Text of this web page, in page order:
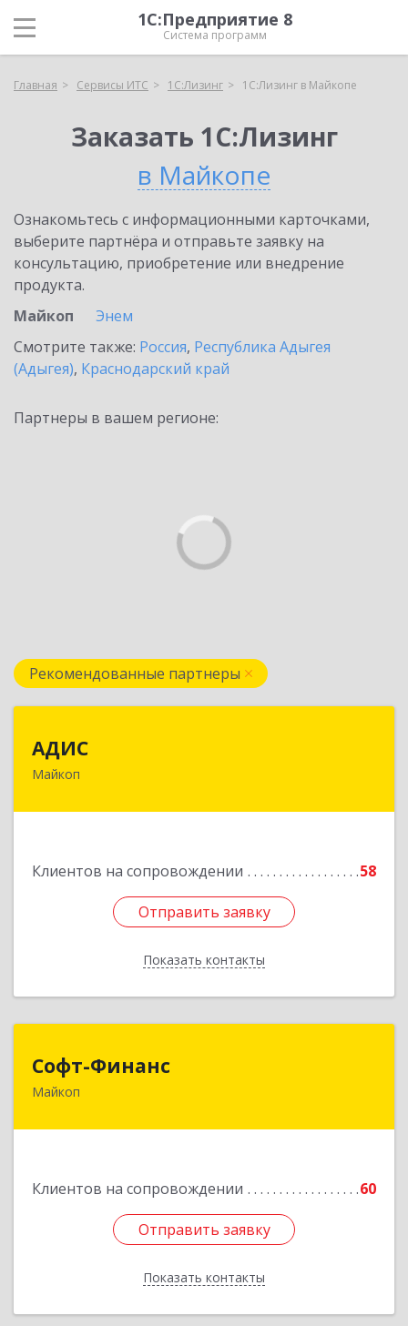
1С:Предприятие 8
Система программ
Главная Сервисы ИТС 1С:Лизинг 1С:Лизинг в Майкопе
Заказать 1С:Лизинг
в Майкопе
Ознакомьтесь с информационными карточками,
выберите партнёра и отправьте заявку на
консультацию, приобретение или внедрение
продукта.
Майкоп
Энем
Смотрите также: Россия, Республика Адыгея
(Адыгея), Краснодарский край
Партнеры в вашем регионе:
Рекомендованные партнеры
АДИС
Майкоп
Клиентов на сопровождении 58
Отправить заявку
Показать контакты
Отправить заявку
Назад
Софт-Финанс
Майкоп
Клиентов на сопровождении 60
Отправить заявку
Показать контакты
385006, Адыгея Респ, Майкоп г, Калинина ул,
Отправить заявку
Назад